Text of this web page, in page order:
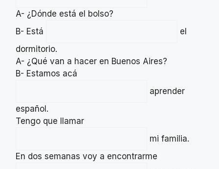
A- ¿Dónde está el bolso?
B- Está
el
dormitorio.
A- ¿Qué van a hacer en Buenos Aires?
B- Estamos acá
aprender
español.
Tengo que llamar
mi familia.
En dos semanas voy a encontrarme